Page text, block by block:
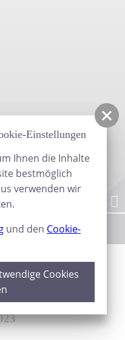
Einstellungen
Ihnen die Inhalte
bestmöglich
verwenden wir
und den Cookie-
Cookies